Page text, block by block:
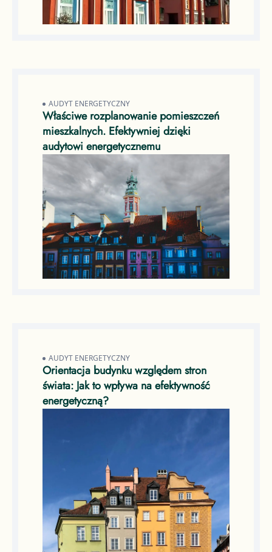
AUDYT ENERGETYCZNY
Właściwe rozplanowanie pomieszczeń
mieszkalnych. Efektywniej dzięki
audytowi energetycznemu
AUDYT ENERGETYCZNY
Orientacja budynku względem stron
świata: Jak to wpływa na efektywność
energetyczną?